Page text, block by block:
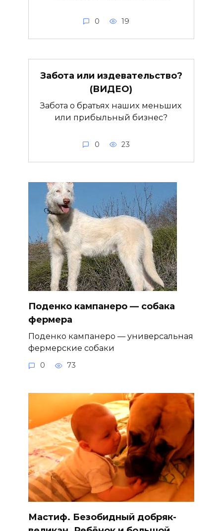
0 19
Забота или издевательство?
(ВИДЕО)
Забота о братьях наших меньших
или прибыльный бизнес?
0 23
Поденко кампанеро — собака
фермера
Поденко кампанеро — универсальная
фермерские собаки
0 73
Мастиф. Безобидный добряк-